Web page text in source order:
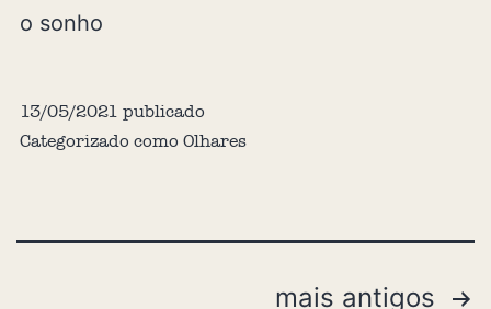
o sonho
13/05/2021 publicado
Categorizado como Olhares
mais antigos